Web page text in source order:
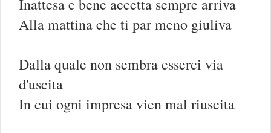
Inattesa e bene accetta sempre arriva
Alla mattina che ti par meno giuliva
Dalla quale non sembra esserci via
d'uscita
In cui ogni impresa vien mal riuscita